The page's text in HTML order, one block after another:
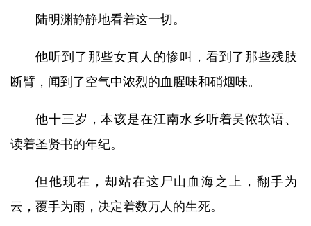
陆明渊静静地看着这一切。
他听到了那些女真人的惨叫，看到了那些残肢
断臂，闻到了空气中浓烈的血腥味和硝烟味。
他十三岁，本该是在江南水乡听着吴侬软语、
读着圣贤书的年纪。
但他现在，却站在这尸山血海之上，翻手为
云，覆手为雨，决定着数万人的生死。